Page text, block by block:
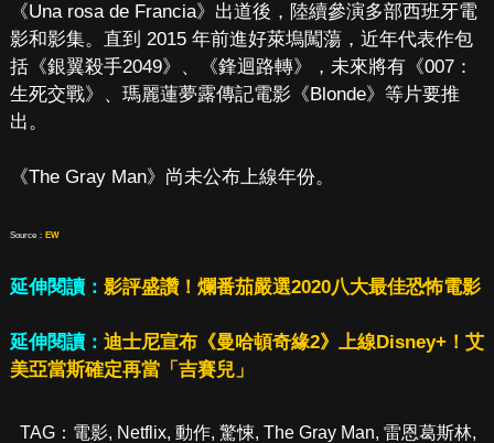
《Una rosa de Francia》出道後，陸續參演多部西班牙電
影和影集。直到 2015 年前進好萊塢闖蕩，近年代表作包
括《銀翼殺手2049》、《鋒迴路轉》，未來將有《007：
生死交戰》、瑪麗蓮夢露傳記電影《Blonde》等片要推
出。
《The Gray Man》尚未公布上線年份。
Source： EW
延伸閱讀： 影評盛讚！爛番茄嚴選2020八大最佳恐怖電影
延伸閱讀： 迪士尼宣布《曼哈頓奇緣2》上線Disney+！艾
美亞當斯確定再當「吉賽兒」
TAG： 電影, Netflix, 動作, 驚悚, The Gray Man, 雷恩葛斯林,